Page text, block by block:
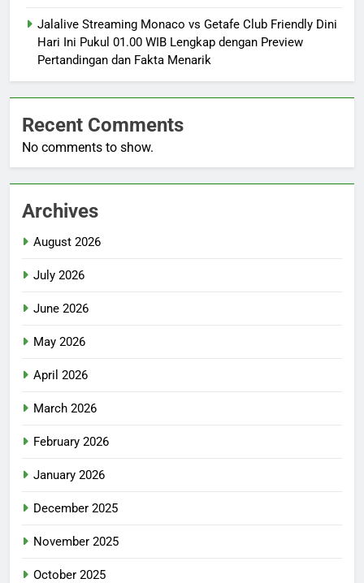
Jalalive Streaming Monaco vs Getafe Club Friendly Dini
Hari Ini Pukul 01.00 WIB Lengkap dengan Preview
Pertandingan dan Fakta Menarik
Recent Comments
No comments to show.
Archives
August 2026
July 2026
June 2026
May 2026
April 2026
March 2026
February 2026
January 2026
December 2025
November 2025
October 2025